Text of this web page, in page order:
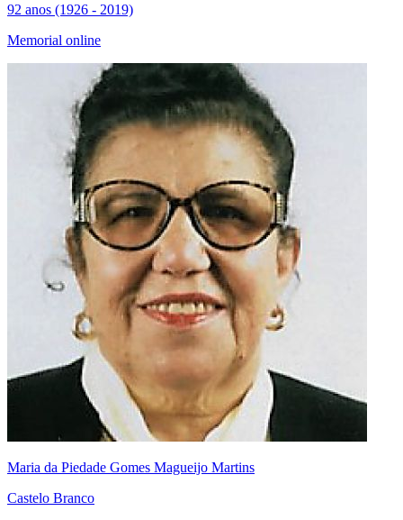
92 anos (1926 - 2019)
Memorial online
Maria da Piedade Gomes Magueijo Martins
Castelo Branco